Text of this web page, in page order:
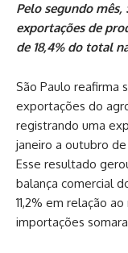
Pelo segundo mês,
exportações de
de 18,4% do total
São Paulo reafirma
exportações do
registrando uma
janeiro a outubro
Esse resultado
balança comercial
11,2% em relação
importações